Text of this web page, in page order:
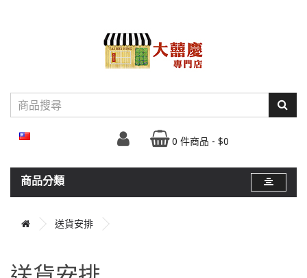
0 件商品 - $0
商品分類
送貨安排